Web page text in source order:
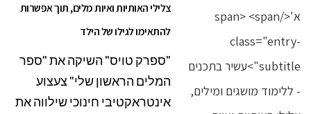
צלילי האותיות ואיות מלים, תוך אפשרות
להתאימו לגילו של הילד
"ספרק טויס" השיקה את "ספר
המלים הראשון שלי" צעצוע
אינטראקטיבי חינוכי שילווה את